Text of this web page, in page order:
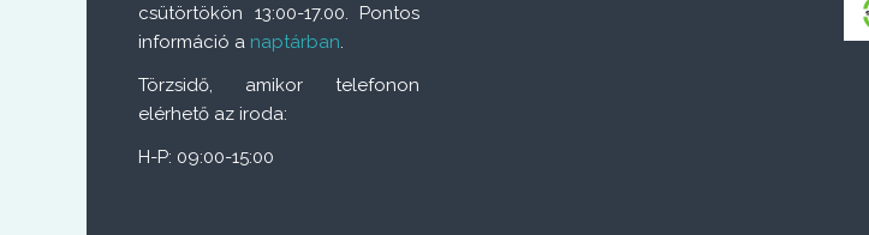
csütörtökön 13:00-17.00. Pontos
információ a naptárban.
Törzsidő, amikor telefonon
elérhető az iroda:
H-P: 09:00-15:00